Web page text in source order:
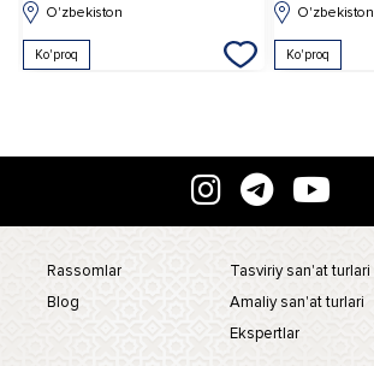
O'zbekiston
Ko'proq
O'zbekiston
Ko'proq
Rassomlar
Blog
Tasviriy san'at turlari
Amaliy san'at turlari
Ekspertlar